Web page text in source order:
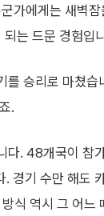
가에게는 새벽
는 드문 경험입
승리로 마쳤
.
. 48개국이 참
경기 수만 해도
식 역시 그 어느